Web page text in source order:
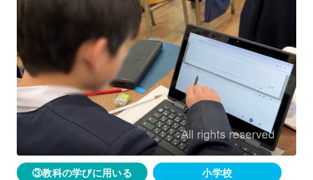
③教科の学びに用いる 小学校